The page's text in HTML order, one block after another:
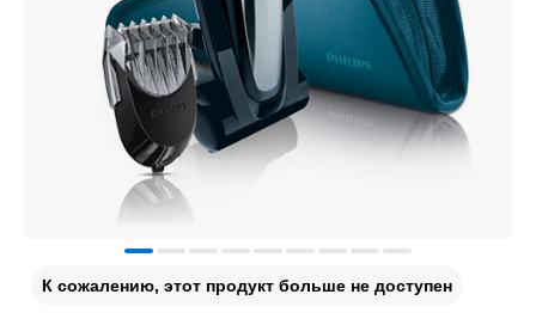
К сожалению, этот продукт больше не доступен